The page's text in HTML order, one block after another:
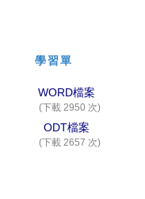
學習單
WORD檔案
(下載 2950 次)
ODT檔案
(下載 2657 次)